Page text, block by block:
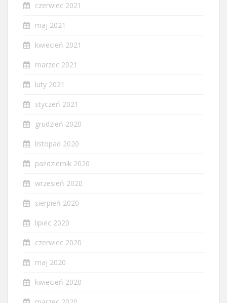
czerwiec 2021
maj 2021
kwiecień 2021
marzec 2021
luty 2021
styczeń 2021
grudzień 2020
listopad 2020
październik 2020
wrzesień 2020
sierpień 2020
lipiec 2020
czerwiec 2020
maj 2020
kwiecień 2020